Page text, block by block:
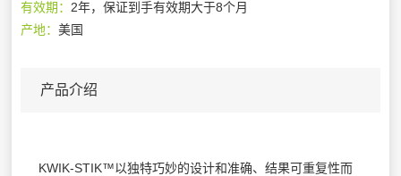
有效期： 2年，保证到手有效期大于8个月
产地：美国
产品介绍
KWIK-STIK™以独特巧妙的设计和准确、结果可重复性而